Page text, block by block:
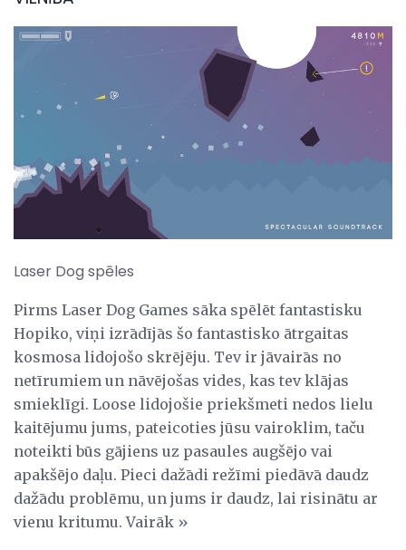
Laser Dog spēles
Pirms Laser Dog Games sāka spēlēt fantastisku
Hopiko, viņi izrādījās šo fantastisko ātrgaitas
kosmosa lidojošo skrējēju. Tev ir jāvairās no
netīrumiem un nāvējošas vides, kas tev klājas
smieklīgi. Loose lidojošie priekšmeti nedos lielu
kaitējumu jums, pateicoties jūsu vairoklim, taču
noteikti būs gājiens uz pasaules augšējo vai
apakšējo daļu. Pieci dažādi režīmi piedāvā daudz
dažādu problēmu, un jums ir daudz, lai risinātu ar
vienu kritumu. Vairāk »